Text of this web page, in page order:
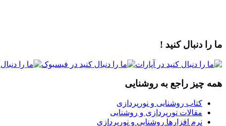
ما را دنبال کنید !
همه چیز راجع به روشنایی
کتاب روشنایی و نورپردازی
مقالات نورپردازی و روشنایی
نرم افزارها روشنایی و نورپردازی